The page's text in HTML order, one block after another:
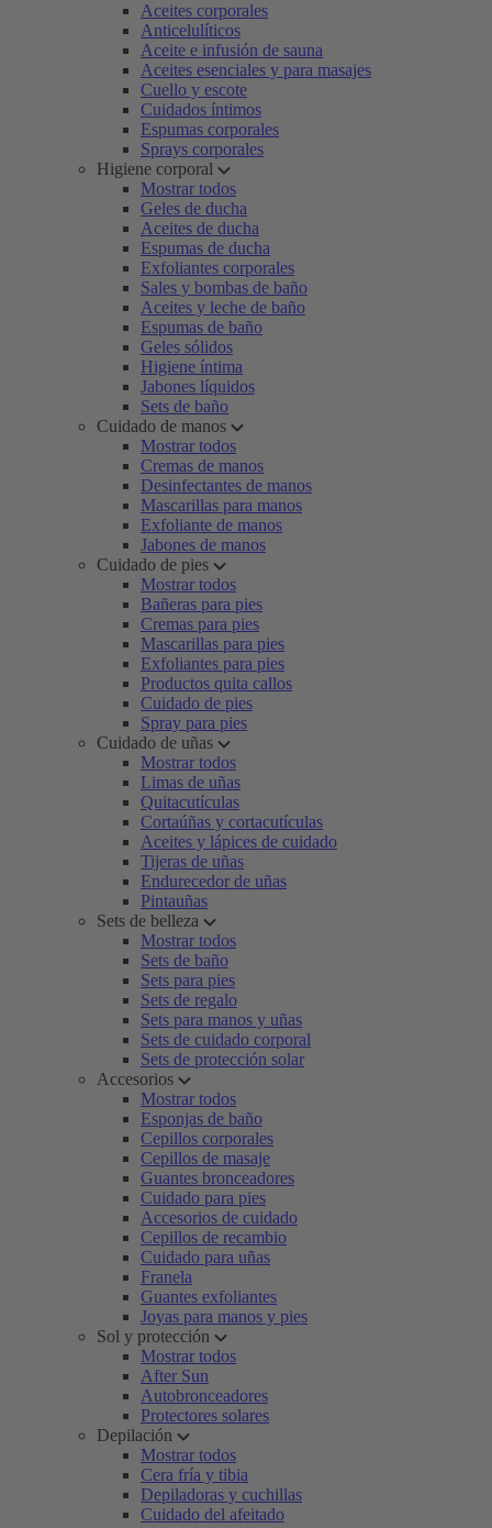
Aceites corporales
Anticelulíticos
Aceite e infusión de sauna
Aceites esenciales y para masajes
Cuello y escote
Cuidados íntimos
Espumas corporales
Sprays corporales
Higiene corporal
Mostrar todos
Geles de ducha
Aceites de ducha
Espumas de ducha
Exfoliantes corporales
Sales y bombas de baño
Aceites y leche de baño
Espumas de baño
Geles sólidos
Higiene íntima
Jabones líquidos
Sets de baño
Cuidado de manos
Mostrar todos
Cremas de manos
Desinfectantes de manos
Mascarillas para manos
Exfoliante de manos
Jabones de manos
Cuidado de pies
Mostrar todos
Bañeras para pies
Cremas para pies
Mascarillas para pies
Exfoliantes para pies
Productos quita callos
Cuidado de pies
Spray para pies
Cuidado de uñas
Mostrar todos
Limas de uñas
Quitacutículas
Cortaúñas y cortacutículas
Aceites y lápices de cuidado
Tijeras de uñas
Endurecedor de uñas
Pintauñas
Sets de belleza
Mostrar todos
Sets de baño
Sets para pies
Sets de regalo
Sets para manos y uñas
Sets de cuidado corporal
Sets de protección solar
Accesorios
Mostrar todos
Esponjas de baño
Cepillos corporales
Cepillos de masaje
Guantes bronceadores
Cuidado para pies
Accesorios de cuidado
Cepillos de recambio
Cuidado para uñas
Franela
Guantes exfoliantes
Joyas para manos y pies
Sol y protección
Mostrar todos
After Sun
Autobronceadores
Protectores solares
Depilación
Mostrar todos
Cera fría y tibia
Depiladoras y cuchillas
Cuidado del afeitado